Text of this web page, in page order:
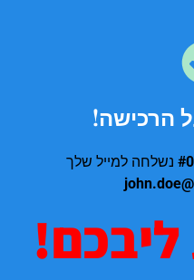
הרכישה!
#0 נשלחה למייל שלך